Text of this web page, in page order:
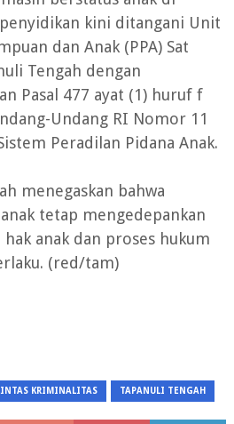
kini ditangani Unit
dan Anak (PPA) Sat
Tengah dengan
Pasal 477 ayat (1) huruf f
Undang RI Nomor 11
Peradilan Pidana Anak.
menegaskan bahwa
tetap mengedepankan
anak dan proses hukum
(red/tam)
KRIMINALITAS TAPANULI TENGAH